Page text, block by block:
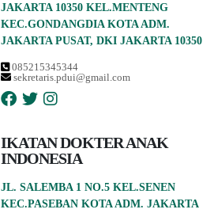
JAKARTA 10350 KEL.MENTENG
KEC.GONDANGDIA KOTA ADM.
JAKARTA PUSAT, DKI JAKARTA 10350
085215345344
sekretaris.pdui@gmail.com
IKATAN DOKTER ANAK
INDONESIA
JL. SALEMBA 1 NO.5 KEL.SENEN
KEC.PASEBAN KOTA ADM. JAKARTA